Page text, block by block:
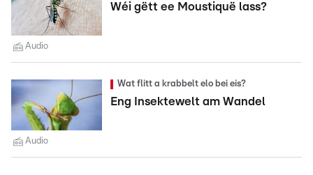
Wéi gëtt ee Moustiquë lass?
Audio
Wat flitt a krabbelt elo bei eis?
Eng Insektewelt am Wandel
Audio